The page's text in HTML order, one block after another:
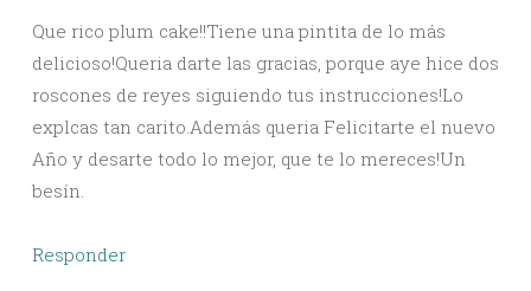
Que rico plum cake!!Tiene una pintita de lo más
delicioso!Queria darte las gracias, porque aye hice dos
roscones de reyes siguiendo tus instrucciones!Lo
explcas tan carito.Además queria Felicitarte el nuevo
Año y desarte todo lo mejor, que te lo mereces!Un
besín.
Responder